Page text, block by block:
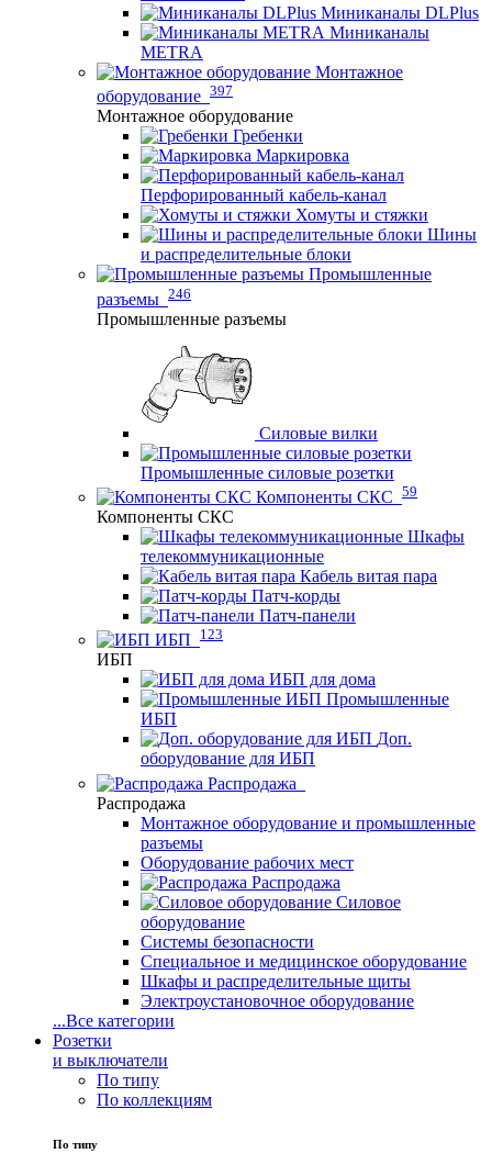
Миниканалы DLPlus
Миниканалы
METRA
Монтажное
оборудование 397
Монтажное оборудование
Гребенки
Маркировка
Перфорированный кабель-канал
Хомуты и стяжки
Шины
и распределительные блоки
Промышленные
разъемы 246
Промышленные разъемы
Силовые вилки
Промышленные силовые розетки
Компоненты СКС 59
Компоненты СКС
Шкафы
телекоммуникационные
Кабель витая пара
Патч-корды
Патч-панели
ИБП
123
ИБП
ИБП для дома
Промышленные
ИБП
Доп.
оборудование для ИБП
Распродажа
Распродажа
Монтажное оборудование и промышленные
разъемы
Оборудование рабочих мест
Распродажа
Силовое
оборудование
Системы безопасности
Специальное и медицинское оборудование
Шкафы и распределительные щиты
Электроустановочное оборудование
...Все категории
Розетки
и выключатели
По типу
По коллекциям
По типу